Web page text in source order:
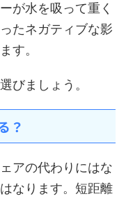
が水を吸って重く
たネガティブな影
す。
びましょう。
？
アの代わりにはな
なります。短距離